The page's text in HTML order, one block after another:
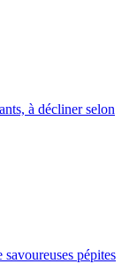
à décliner selon
pépites